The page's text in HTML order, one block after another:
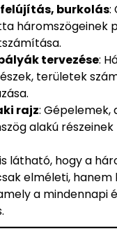
burkolás:
háromszögeinek
tervezése:
területek
rajz: Gépelemek,
alakú
látható, hogy a
elméleti,
a mindennapi